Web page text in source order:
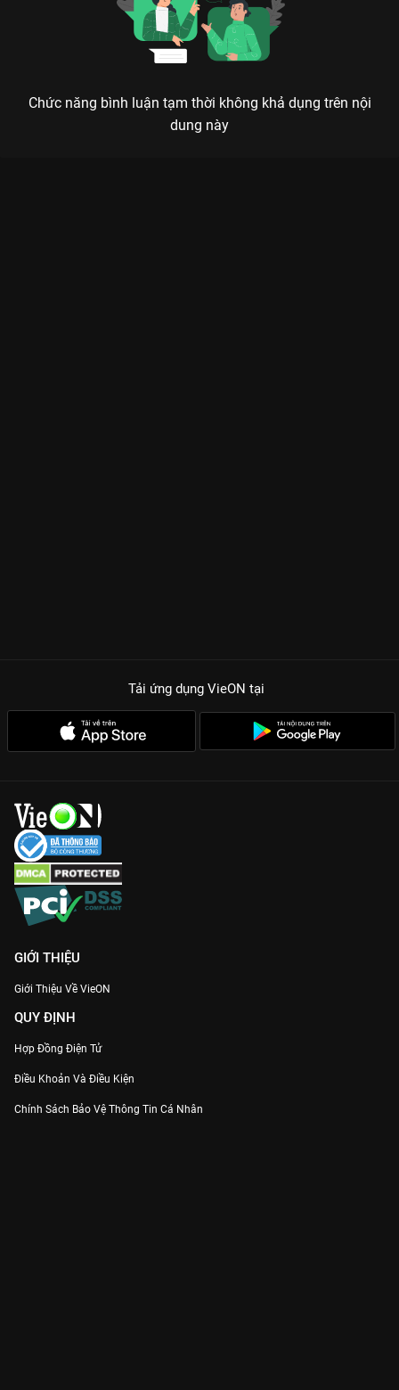
Chức năng bình luận tạm thời không khả dụng trên nội
dung này
Tải ứng dụng VieON tại
GIỚI THIỆU
Giới Thiệu Về VieON
QUY ĐỊNH
Hợp Đồng Điện Tử
Điều Khoản Và Điều Kiện
Chính Sách Bảo Vệ Thông Tin Cá Nhân